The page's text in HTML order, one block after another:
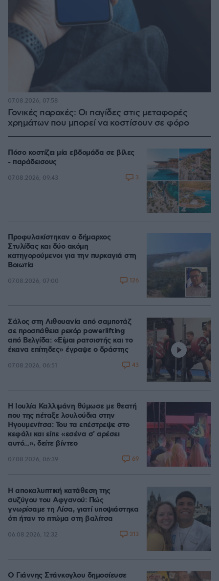
Γονικές παροχές: Οι παγίδες στις μεταφορές
χρημάτων που μπορεί να κοστίσουν σε φόρο
07.08.2026, 07:58
Πόσο κοστίζει μία εβδομάδα σε βίλες
- παράδεισους
07.08.2026, 09:43 3
Προφυλακίστηκαν ο δήμαρχος
Στυλίδας και δύο ακόμη
κατηγορούμενοι για την πυρκαγιά στη
Βοιωτία
07.08.2026, 07:00 126
Σάλος στη Λιθουανία από σαμποτάζ
σε προσπάθεια ρεκόρ powerlifting
από Βελγίδα: «Είμαι ρατσιστής και το
έκανα επίτηδες» έγραψε ο δράστης
07.08.2026, 06:51 43
Η Ιουλία Καλλιμάνη θύμωσε με θεατή
που της πέταξε λουλούδια στην
Ηγουμενίτσα: Του τα επέστρεψε στο
κεφάλι και είπε «εσένα σ' αρέσει
αυτό...», δείτε βίντεο
07.08.2026, 06:39 69
Η αποκαλυπτική κατάθεση της
συζύγου του Αφγανού: Πώς
γνωρίσαμε τη Λίσα, γιατί υποψιάστηκα
ότι ήταν το πτώμα στη βαλίτσα
06.08.2026, 12:32 313
Ο Γιάννης Στάνκογλου δημοσίευσε